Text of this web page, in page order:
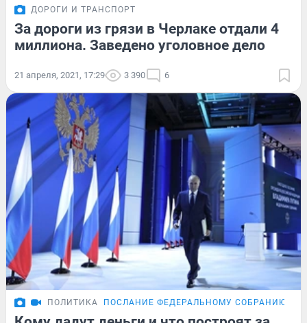
ДОРОГИ И ТРАНСПОРТ
За дороги из грязи в Черлаке отдали 4
миллиона. Заведено уголовное дело
21 апреля, 2021, 17:29 3 390 6
ПОЛИТИКА ПОСЛАНИЕ ФЕДЕРАЛЬНОМУ СОБРАНИЮ